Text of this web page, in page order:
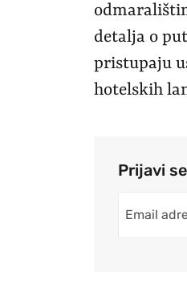
detalja o
pristupaju
hotelskih
Prijavi